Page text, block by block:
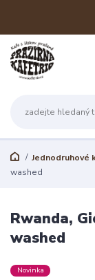
Jednodruhové
washed
Rwanda,
washed
Novinka